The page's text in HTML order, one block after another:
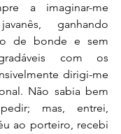
a imaginar-me
ganhando
de bonde e sem
com os
dirigi-me
Não sabia bem
mas, entrei,
ao porteiro, recebi